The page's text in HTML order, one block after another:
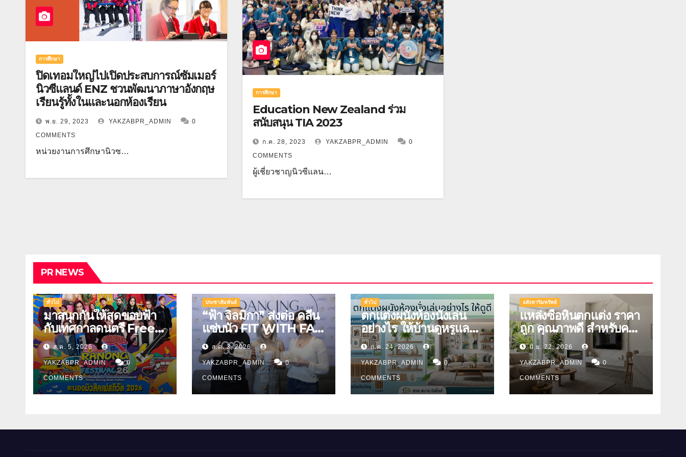
การศึกษา
ปิดเทอมใหญ่ไปเปิดประสบการณ์ซัมเมอร์
นิวซีแลนด์ ENZ ชวนพัฒนาภาษาอังกฤษ
เรียนรู้ทั้งในและนอกห้องเรียน
พ.ย. 29, 2023 YAKZABPR_ADMIN
0
COMMENTS
หน่วยงานการศึกษานิวซ…
การศึกษา
Education New Zealand ร่วม
สนับสนุน TIA 2023
ก.ค. 28, 2023 YAKZABPR_ADMIN
0
COMMENTS
ผู้เชี่ยวชาญนิวซีแลน…
PR NEWS
ทั่วไป
มาสนุกกันให้สุดขอบฟ้า
กับเทศกาลดนตรี Free
Festival แห่งภาคใต้
ส.ค. 5, 2026
YAKZABPR_ADMIN 0
COMMENTS
ประชาสัมพันธ์
“ฟ้า จิลมิกา” ส่งต่อ คลีน
แซ่บนัว FIT WITH FAH
ชวน ธัญญ่า ลิ้มรสชาติอา
หารคลีนสุดพรีเมียม
ส.ค. 3, 2026
YAKZABPR_ADMIN 0
COMMENTS
ทั่วไป
ตกแต่งผนังห้องนั่งเล่น
อย่างไร ให้บ้านดูหรูและมี
มิติก.ค. 24, 2026
YAKZABPR_ADMIN 0
COMMENTS
อสังหาริมทรัพย์
แหล่งซื้อหินตกแต่ง ราคา
ถูก คุณภาพดี สำหรับคน
รักบ้าน
มิ.ย. 22, 2026
YAKZABPR_ADMIN 0
COMMENTS